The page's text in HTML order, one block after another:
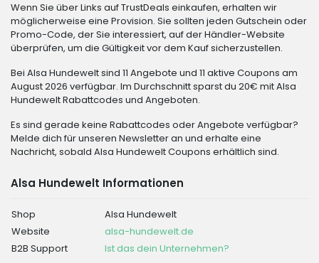
Wenn Sie über Links auf TrustDeals einkaufen, erhalten wir
möglicherweise eine Provision. Sie sollten jeden Gutschein oder
Promo-Code, der Sie interessiert, auf der Händler-Website
überprüfen, um die Gültigkeit vor dem Kauf sicherzustellen.
Bei Alsa Hundewelt sind 11 Angebote und 11 aktive Coupons am
August 2026 verfügbar. Im Durchschnitt sparst du 20€ mit Alsa
Hundewelt Rabattcodes und Angeboten.
Es sind gerade keine Rabattcodes oder Angebote verfügbar?
Melde dich für unseren Newsletter an und erhalte eine
Nachricht, sobald Alsa Hundewelt Coupons erhältlich sind.
Alsa Hundewelt Informationen
Shop
Alsa Hundewelt
Website
alsa-hundewelt.de
B2B Support
Ist das dein Unternehmen?